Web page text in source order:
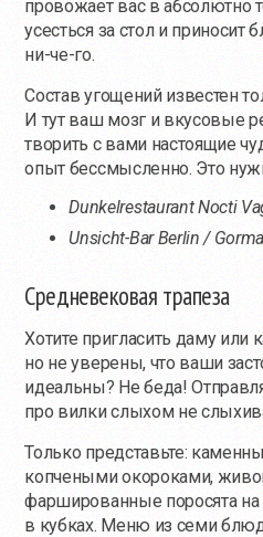
провожает вас в абсолютно
усесться за стол и
ни-че-го.
Состав угощений известен
И тут ваш мозг и вкусовые
творить с вами настоящие
опыт бессмысленно. Это
Dunkelrestaurant Nocti
Unsicht-Bar Berlin /
Средневековая трапеза
Хотите пригласить даму или
но не уверены, что ваши
идеальны? Не беда!
про вилки слыхом не
Только представьте:
копчеными окороками,
фаршированные поросята на
в кубках. Меню из семи